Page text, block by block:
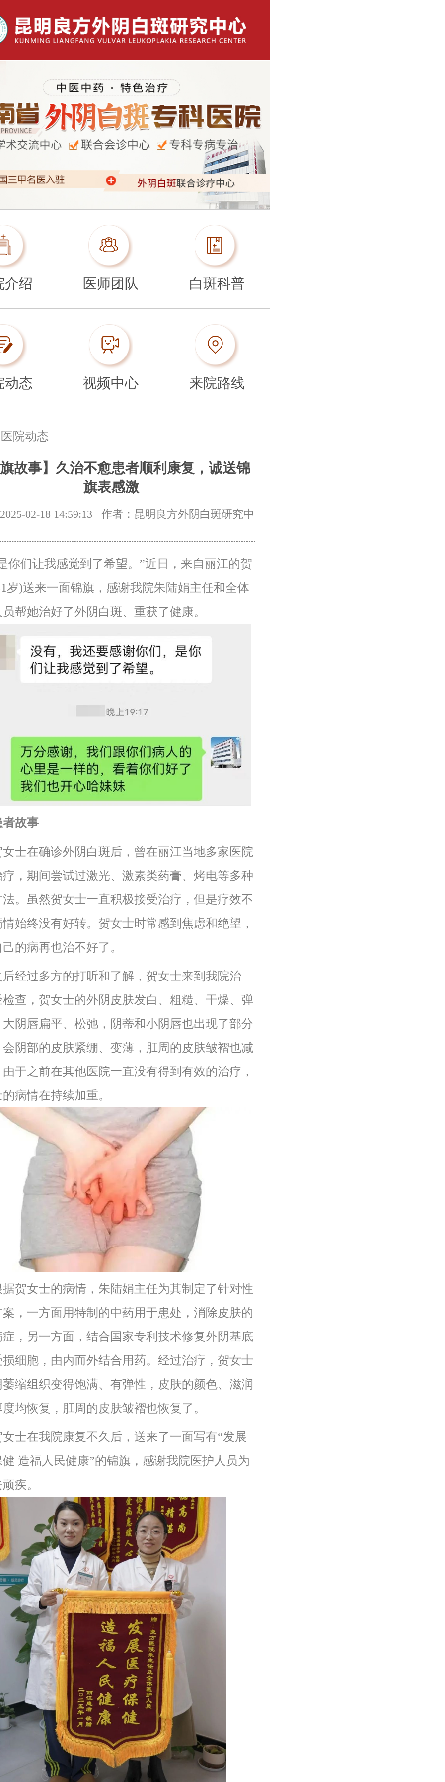
介绍 医师团队 白斑科普
动态 视频中心 来院路线
医院动态
旗故事】久治不愈患者顺利康复，诚送锦
旗表感激
02-18 14:59:13
作者：昆明良方外阴白斑研究中
们让我感觉到了希望。”近日，来自丽江的贺
岁)送来一面锦旗，感谢我院朱陆娟主任和全体
员帮她治好了外阴白斑、重获了健康。
者故事
在确诊外阴白斑后，曾在丽江当地多家医院
，期间尝试过激光、激素类药膏、烤电等多种
。虽然贺女士一直积极接受治疗，但是疗效不
始终没有好转。贺女士时常感到焦虑和绝望，
的病再也治不好了。
过多方的打听和了解，贺女士来到我院治
查，贺女士的外阴皮肤发白、粗糙、干燥、弹
阴唇扁平、松弛，阴蒂和小阴唇也出现了部分
阴部的皮肤紧绷、变薄，肛周的皮肤皱褶也减
于之前在其他医院一直没有得到有效的治疗，
病情在持续加重。
女士的病情，朱陆娟主任为其制定了针对性
，一方面用特制的中药用于患处，消除皮肤的
症，另一方面，结合国家专利技术修复外阴基底
损细胞，由内而外结合用药。经过治疗，贺女士
萎缩组织变得饱满、有弹性，皮肤的颜色、滋润
度均恢复，肛周的皮肤皱褶也恢复了。
在我院康复不久后，送来了一面写有“发展
健 造福人民健康”的锦旗，感谢我院医护人员为
疾。